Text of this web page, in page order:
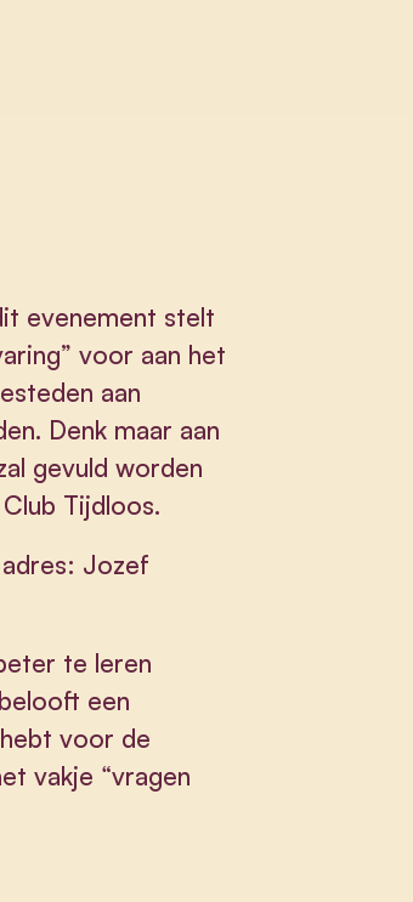
evenement stelt
voor aan het
aan
Denk maar aan
gevuld worden
Tijdloos.
Jozef
te leren
een
voor de
vakje “vragen